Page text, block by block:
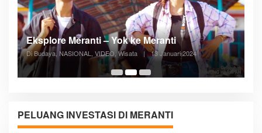
05:08
Posyandu Melayani Semua Siklus Hidup
Di ADVERTORIAL, Kesehatan, VIDEO 27 Desember 2023
PELUANG INVESTASI DI MERANTI